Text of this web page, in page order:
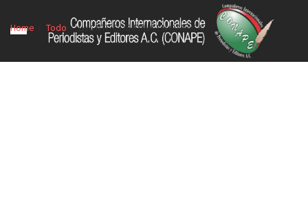
Home Todo LA CNTE GOBIERNA EN OAXACA